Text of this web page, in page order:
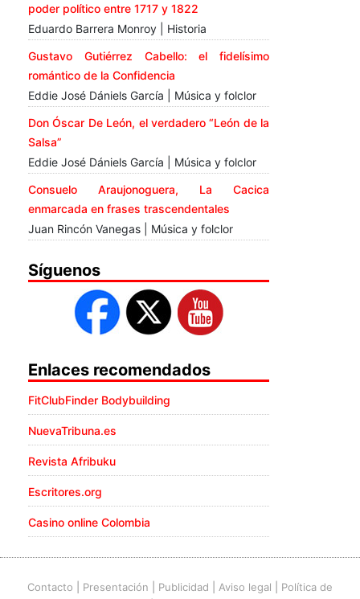
poder político entre 1717 y 1822
Eduardo Barrera Monroy | Historia
Gustavo Gutiérrez Cabello: el fidelísimo
romántico de la Confidencia
Eddie José Dániels García | Música y folclor
Don Óscar De León, el verdadero “León de la
Salsa”
Eddie José Dániels García | Música y folclor
Consuelo Araujonoguera, La Cacica
enmarcada en frases trascendentales
Juan Rincón Vanegas | Música y folclor
Síguenos
Enlaces recomendados
FitClubFinder Bodybuilding
NuevaTribuna.es
Revista Afribuku
Escritores.org
Casino online Colombia
Contacto Presentación Publicidad Aviso legal
Política de